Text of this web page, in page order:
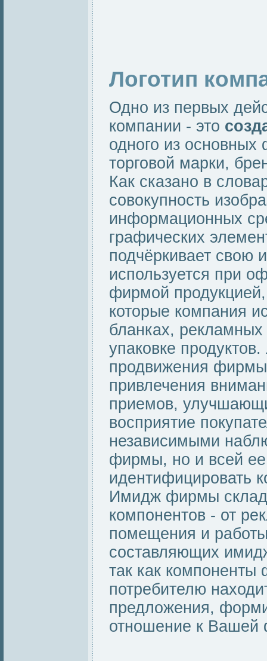
Логотип
Одно из первых
компании - это
одного из основных
торговой марки,
Как сказано в
совокупность
информационных
графических
подчёркивает свою
используется при
фирмой
которые компания
бланках,
упаковке
продвижения
привлечения
приемов,
восприятие
независимыми
фирмы, но и всей ее
идентифицировать
Имидж фирмы
компонентов - от
помещения и
составляющих
так как компоненты
потребителю
предложения,
отношение к Вашей